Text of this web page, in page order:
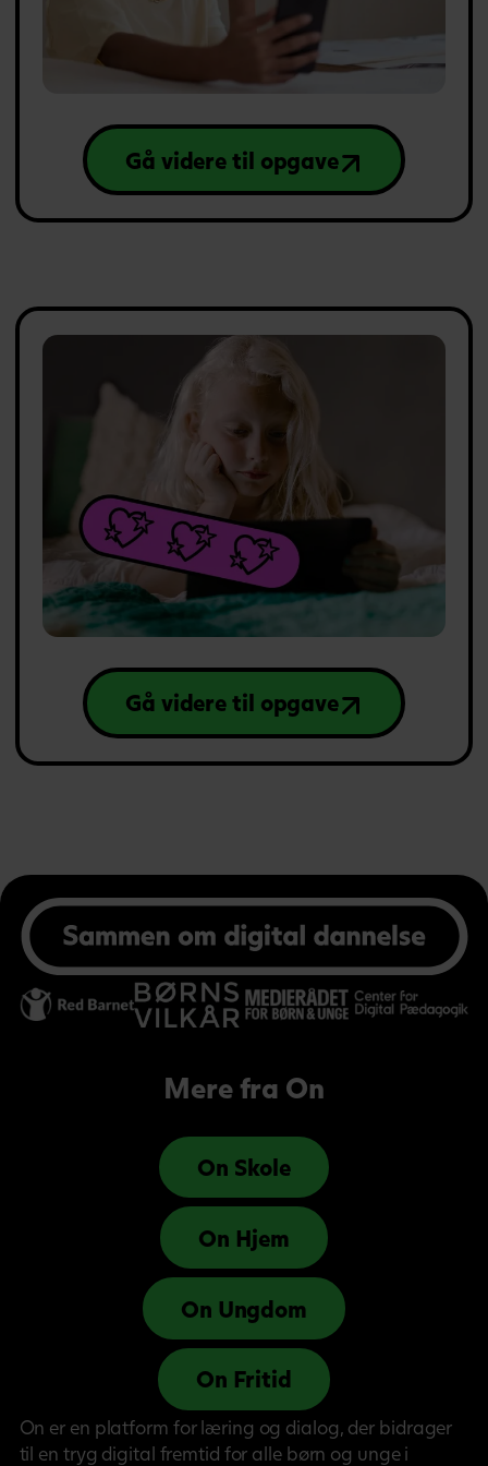
Gå videre til opgave
Gå videre til opgave
On er en platform for læring og dialog, der bidrager
til en tryg digital fremtid for alle børn og unge i
Mere fra On
On Skole
On Hjem
On Ungdom
On Fritid